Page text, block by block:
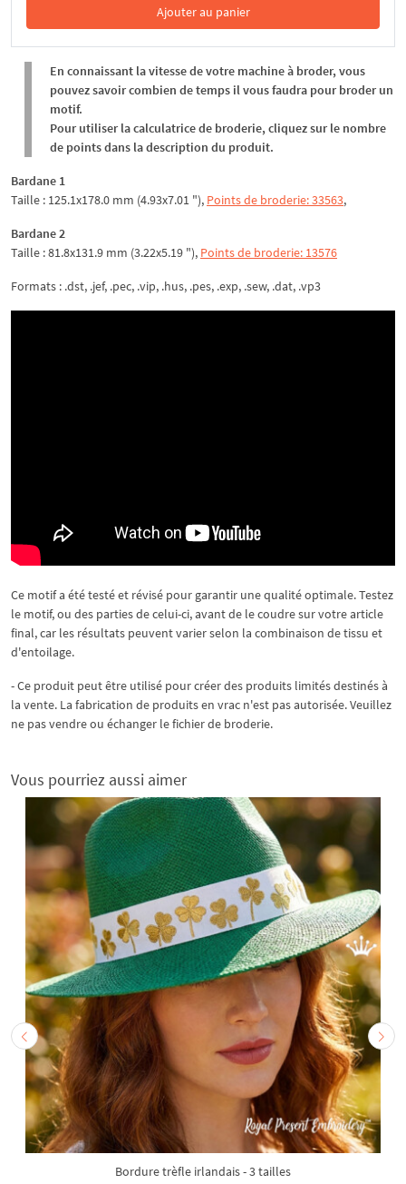
Ajouter au panier
Dans le panier
En connaissant la vitesse de votre machine à broder, vous
pouvez savoir combien de temps il vous faudra pour broder un
motif.
Pour utiliser la calculatrice de broderie, cliquez sur le nombre
de points dans la description du produit.
Bardane 1
Taille : 125.1x178.0 mm (4.93x7.01 "), Points de broderie: 33563,
Bardane 2
Taille : 81.8x131.9 mm (3.22x5.19 "), Points de broderie: 13576
Formats : .dst, .jef, .pec, .vip, .hus, .pes, .exp, .sew, .dat, .vp3
Ce motif a été testé et révisé pour garantir une qualité optimale. Testez
le motif, ou des parties de celui-ci, avant de le coudre sur votre article
final, car les résultats peuvent varier selon la combinaison de tissu et
d'entoilage.
- Ce produit peut être utilisé pour créer des produits limités destinés à
la vente. La fabrication de produits en vrac n'est pas autorisée. Veuillez
ne pas vendre ou échanger le fichier de broderie.
Vous pourriez aussi aimer
Bordure trèfle irlandais - 3 tailles